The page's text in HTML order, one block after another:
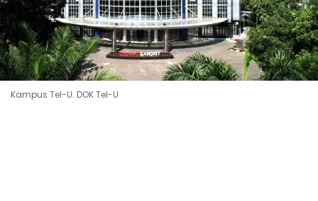
Kampus Tel-U. DOK Tel-U